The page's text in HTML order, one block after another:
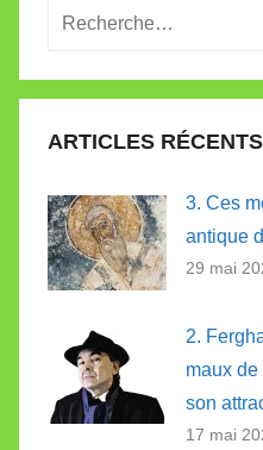
Recherche
:
ARTICLES RÉCENTS
3. Ces
antique
29 mai
2.
maux de
son
17 mai